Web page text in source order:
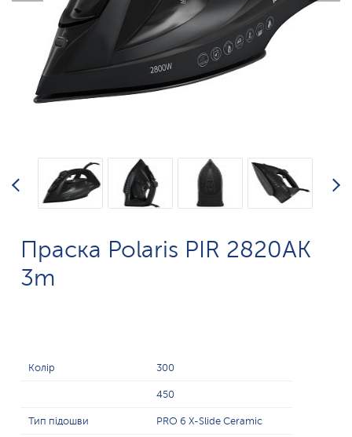
Праска Polaris PIR 2820AK
3m
Колір 300
450
Тип підошви PRO 6 X-Slide Ceramic